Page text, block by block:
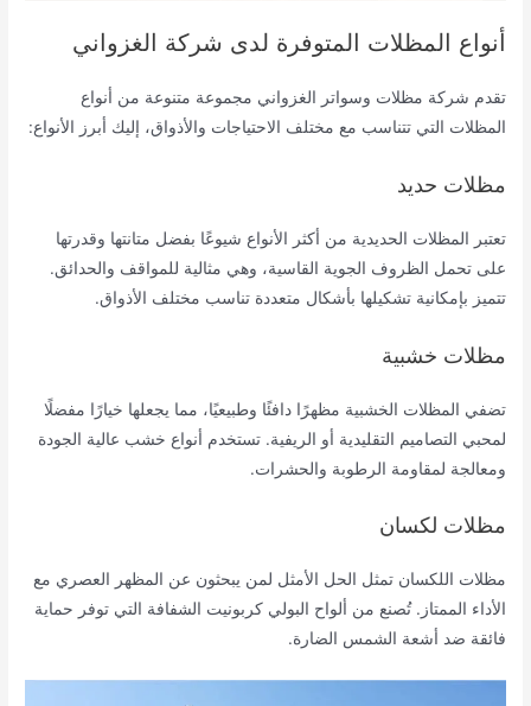
أنواع المظلات المتوفرة لدى شركة الغزواني
تقدم شركة مظلات وسواتر الغزواني مجموعة متنوعة من أنواع
المظلات التي تتناسب مع مختلف الاحتياجات والأذواق، إليك أبرز الأنواع:
مظلات حديد
تعتبر المظلات الحديدية من أكثر الأنواع شيوعًا بفضل متانتها وقدرتها
على تحمل الظروف الجوية القاسية، وهي مثالية للمواقف والحدائق.
تتميز بإمكانية تشكيلها بأشكال متعددة تناسب مختلف الأذواق.
مظلات خشبية
تضفي المظلات الخشبية مظهرًا دافئًا وطبيعيًا، مما يجعلها خيارًا مفضلًا
لمحبي التصاميم التقليدية أو الريفية. تستخدم أنواع خشب عالية الجودة
ومعالجة لمقاومة الرطوبة والحشرات.
مظلات لكسان
مظلات اللكسان تمثل الحل الأمثل لمن يبحثون عن المظهر العصري مع
الأداء الممتاز. تُصنع من ألواح البولي كربونيت الشفافة التي توفر حماية
فائقة ضد أشعة الشمس الضارة.